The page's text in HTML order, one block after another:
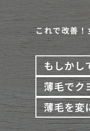
これで改善
もしかし
薄毛でク
薄毛を変